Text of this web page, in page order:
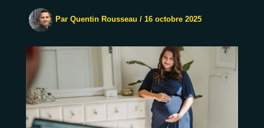
Par Quentin Rousseau / 16 octobre 2025